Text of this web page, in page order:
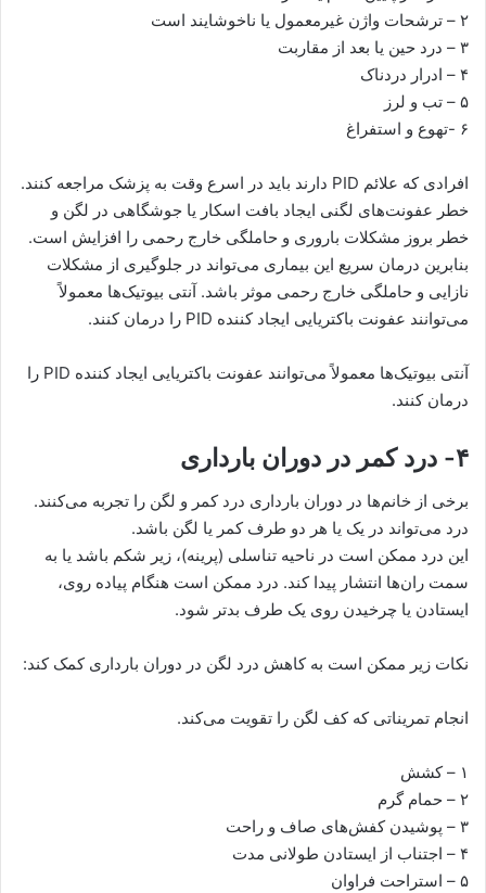
۲ – ترشحات واژن غیرمعمول یا ناخوشایند است
۳ – درد حین یا بعد از مقاربت
۴ – ادرار دردناک
۵ – تب و لرز
۶ -تهوع و استفراغ
افرادی که علائم PID دارند باید در اسرع وقت به پزشک مراجعه کنند.
خطر عفونت‌های لگنی ایجاد بافت اسکار یا جوشگاهی در لگن و
خطر بروز مشکلات باروری و حاملگی خارج رحمی را افزایش است.
بنابرین درمان سریع این بیماری می‌تواند در جلوگیری از مشکلات
نازایی و حاملگی خارج رحمی موثر باشد. آنتی بیوتیک‌ها معمولاً
می‌توانند عفونت باکتریایی ایجاد کننده PID را درمان کنند.
آنتی بیوتیک‌ها معمولاً می‌توانند عفونت باکتریایی ایجاد کننده PID را
درمان کنند.
۴- درد کمر در دوران بارداری
برخی از خانم‌ها در دوران بارداری درد کمر و لگن را تجربه می‌کنند.
درد می‌تواند در یک یا هر دو طرف کمر یا لگن باشد.
این درد ممکن است در ناحیه تناسلی (پرینه)، زیر شکم باشد یا به
سمت ران‌ها انتشار پیدا کند. درد ممکن است هنگام پیاده روی،
ایستادن یا چرخیدن روی یک طرف بدتر شود.
نکات زیر ممکن است به کاهش درد لگن در دوران بارداری کمک کند:
انجام تمریناتی که کف لگن را تقویت می‌کند.
۱ – کشش
۲ – حمام گرم
۳ – پوشیدن کفش‌های صاف و راحت
۴ – اجتناب از ایستادن طولانی مدت
۵ – استراحت فراوان